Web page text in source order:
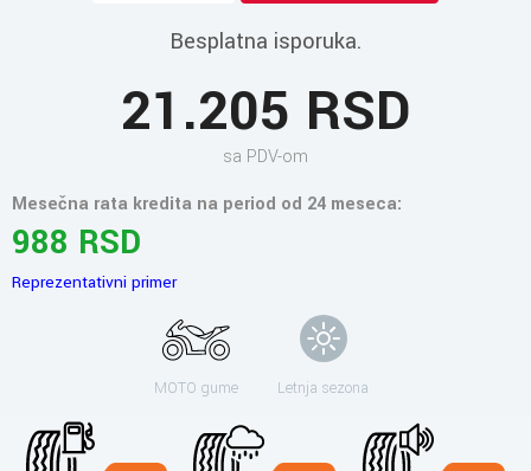
Besplatna isporuka.
21.205 RSD
sa PDV-om
Mesečna rata kredita na period od 24 meseca:
988 RSD
Reprezentativni primer
MOTO gume Letnja sezona